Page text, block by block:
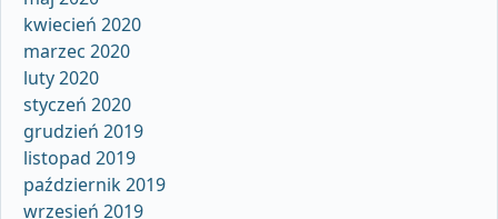
kwiecień 2020
marzec 2020
luty 2020
styczeń 2020
grudzień 2019
listopad 2019
październik 2019
wrzesień 2019